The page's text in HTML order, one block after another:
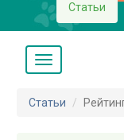
Статьи
Статьи